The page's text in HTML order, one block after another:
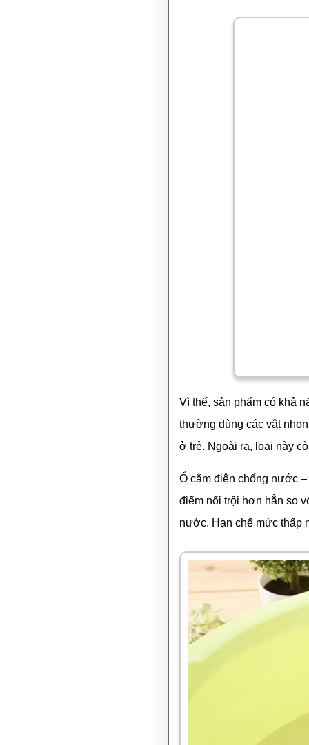
Vì thế, sản phẩm có khả
thường dùng các vật
ở trẻ. Ngoài ra, loại này
Ổ cắm điện chống nước
điểm nổi trội hơn hẳn so
nước. Hạn chế mức thấp